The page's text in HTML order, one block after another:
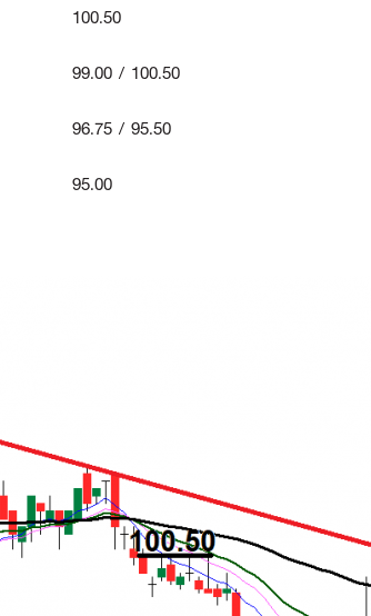
100.50
99.00 / 100.50
96.75 / 95.50
95.00